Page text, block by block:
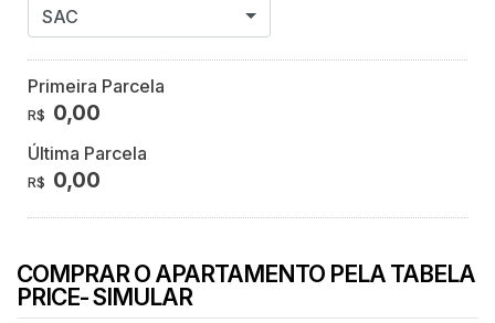
SAC
Primeira Parcela
R$ 0,00
Última Parcela
R$ 0,00
COMPRAR O APARTAMENTO PELA TABELA
PRICE- SIMULAR